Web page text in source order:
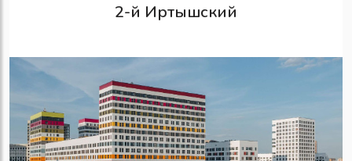
2-й Иртышский